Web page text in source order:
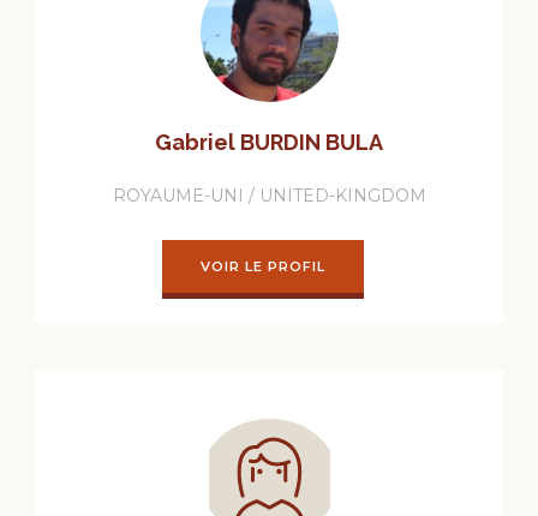
Gabriel BURDIN BULA
ROYAUME-UNI / UNITED-KINGDOM
VOIR LE PROFIL